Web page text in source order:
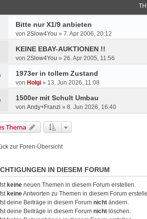
Bitte nur X1/9 anbieten
von 2Slow4You » 7. Apr 2006, 20:12
KEINE EBAY-AUKTIONEN !!
von 2Slow4You » 26. Apr 2005, 11:56
1973er in tollem Zustand
von Holgi » 13. Jun 2026, 11:08
1500er mit Schult Umbau
von Andy+Franzi » 8. Jun 2026, 16:40
Thema
zur Foren-Übersicht
IN DIESEM FORUM
keine neuen Themen in diesem Forum erstellen.
keineAntworten zu Themen in diesem Forum
deine Beiträge in diesem Forum nicht ändern.
deine Beiträge in diesem Forum nicht löschen.